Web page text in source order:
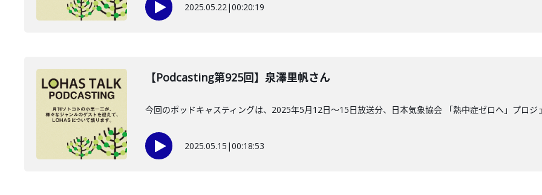
2025.05.22|00:20:19
【Podcasting第925回】泉澤里帆さん
今回のポッドキャスティングは、2025年5月12日〜15日放送分、日本気象協会 「熱中症ゼロへ」プロジ
2025.05.15 |00:18:53